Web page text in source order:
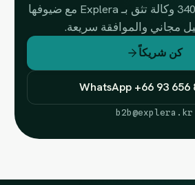
انضم إلى أكثر من 340 وكالة تثق بـ Explera مع ضيوفها
مجاني والموافقة سريعة.
كن شريكاً
WhatsApp +66 93 656
b2b@explera.kr